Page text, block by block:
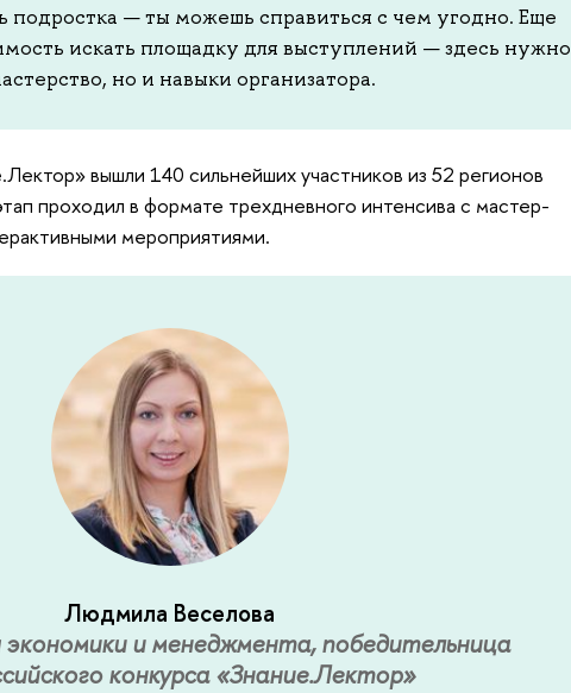
подростка — ты можешь справиться с чем угодно. Еще
искать площадку для выступлений — здесь нужно
но и навыки организатора.
вышли 140 сильнейших участников из 52 регионов
проходил в формате трехдневного интенсива с мастер-
мероприятиями.
Людмила Веселова
и менеджмента, победительница
конкурса «Знание.Лектор»